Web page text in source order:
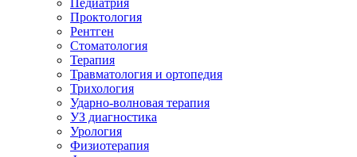
Педиатрия
Проктология
Рентген
Стоматология
Терапия
Травматология и ортопедия
Трихология
Ударно-волновая терапия
УЗ диагностика
Урология
Физиотерапия